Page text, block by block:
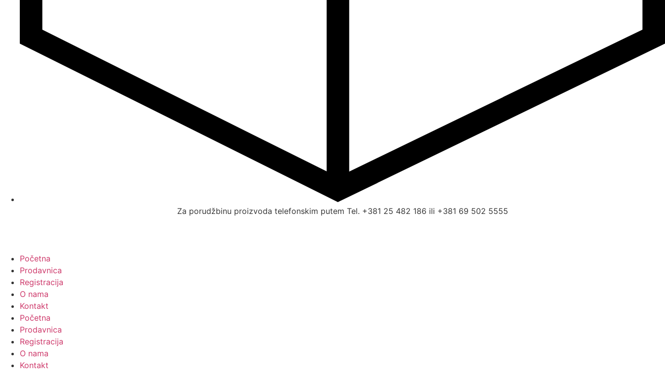
Za porudžbinu proizvoda telefonskim putem Tel. +381 25 482 186 ili +381 69 502 5555
Početna
Prodavnica
Registracija
O nama
Kontakt
Početna
Prodavnica
Registracija
O nama
Kontakt